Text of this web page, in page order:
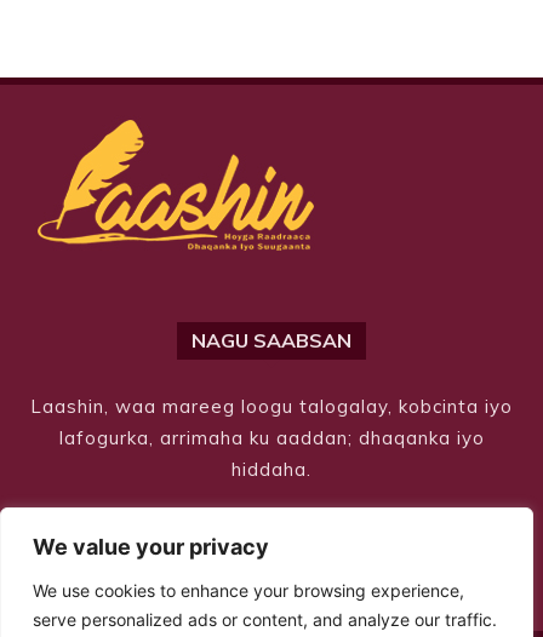
We value your privacy
We use cookies to enhance your browsing experience,
serve personalized ads or content, and analyze our traffic.
NAGU SAABSAN
Laashin, waa mareeg loogu talogalay, kobcinta iyo
lafogurka, arrimaha ku aaddan; dhaqanka iyo
hiddaha.